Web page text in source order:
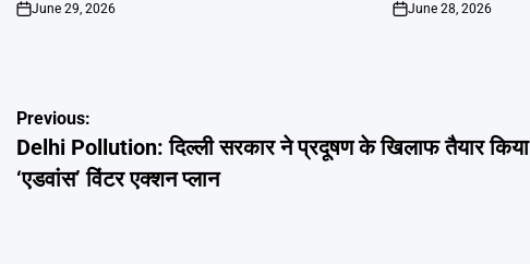
on
June 29, 2026
on
June 28, 2026
Post
navigation
Previous:
Delhi Pollution: दिल्ली सरकार ने प्रदूषण के खिलाफ तैयार किया
‘एडवांस’ विंटर एक्शन प्लान